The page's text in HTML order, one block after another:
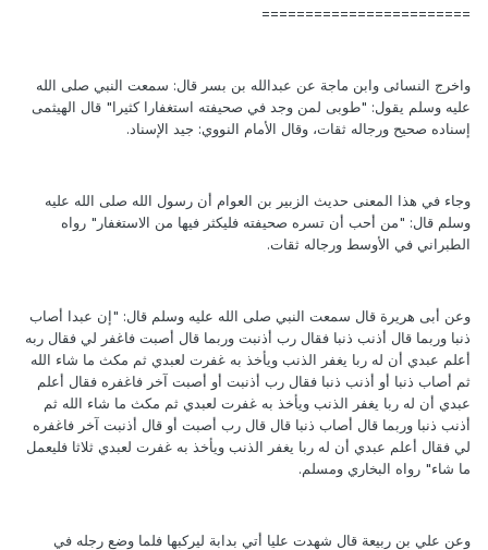
========================
واخرج النسائى وابن ماجة عن عبدالله بن بسر قال: سمعت النبي صلى الله
عليه وسلم يقول: "طوبى لمن وجد في صحيفته استغفارا كثيرا" قال الهيثمى
إسناده صحيح ورجاله ثقات، وقال الأمام النووي: جيد الإسناد.
وجاء في هذا المعنى حديث الزبير بن العوام أن رسول الله صلى الله عليه
وسلم قال: "من أحب أن تسره صحيفته فليكثر فيها من الاستغفار" رواه
الطبراني في الأوسط ورجاله ثقات.
وعن أبى هريرة قال سمعت النبي صلى الله عليه وسلم قال: "إن عبدا أصاب
ذنبا وربما قال أذنب ذنبا فقال رب أذنبت وربما قال أصبت فاغفر لي فقال ربه
أعلم عبدي أن له ربا يغفر الذنب ويأخذ به غفرت لعبدي ثم مكث ما شاء الله
ثم أصاب ذنبا أو أذنب ذنبا فقال رب أذنبت أو أصبت آخر فاغفره فقال أعلم
عبدي أن له ربا يغفر الذنب ويأخذ به غفرت لعبدي ثم مكث ما شاء الله ثم
أذنب ذنبا وربما قال أصاب ذنبا قال قال رب أصبت أو قال أذنبت آخر فاغفره
لي فقال أعلم عبدي أن له ربا يغفر الذنب ويأخذ به غفرت لعبدي ثلاثا فليعمل
ما شاء" رواه البخاري ومسلم.
وعن علي بن ربيعة قال شهدت عليا أتي بدابة ليركبها فلما وضع رجله في